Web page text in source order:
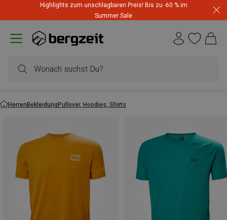
Highlights zum unschlagbaren Preis! Bis zu -60 % im
Summer Sale
HerrenBekleidungPullover, Hoodies, Shirts